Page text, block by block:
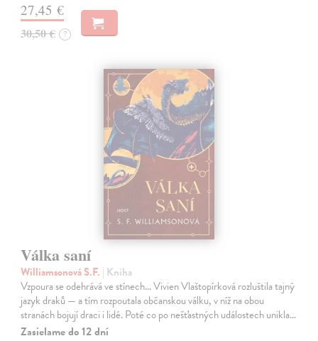
27,45 €
30,50 € ?
Válka saní
Williamsonová S.F. | Kniha
Vzpoura se odehrává ve stínech… Vivien Vlaštopírková rozluštila tajný
jazyk draků — a tím rozpoutala občanskou válku, v níž na obou
stranách bojují draci i lidé. Poté co po nešťastných událostech unikla…
Zasielame do 12 dní